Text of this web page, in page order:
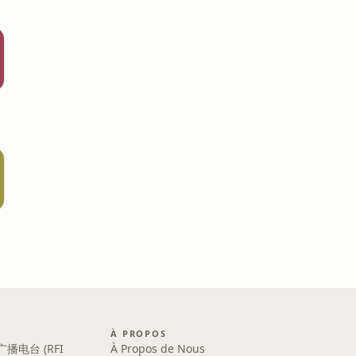
播电台 (RFI
À PROPOS
À Propos de Nous